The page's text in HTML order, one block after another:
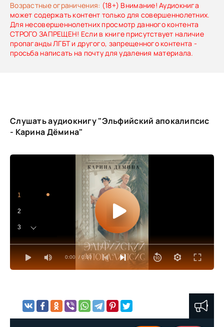
Возрастные ограничения: (18+) Внимание! Аудиокнига
может содержать контент только для совершеннолетних.
Для несовершеннолетних просмотр данного контента
СТРОГО ЗАПРЕЩЕН! Если в книге присутствует наличие
пропаганды ЛГБТ и другого, запрещенного контента -
просьба написать на почту для удаления материала.
Слушать аудиокнигу "Эльфийский апокалипсис
- Карина Дёмина"
0:00 / 0:00
1
2
3
4